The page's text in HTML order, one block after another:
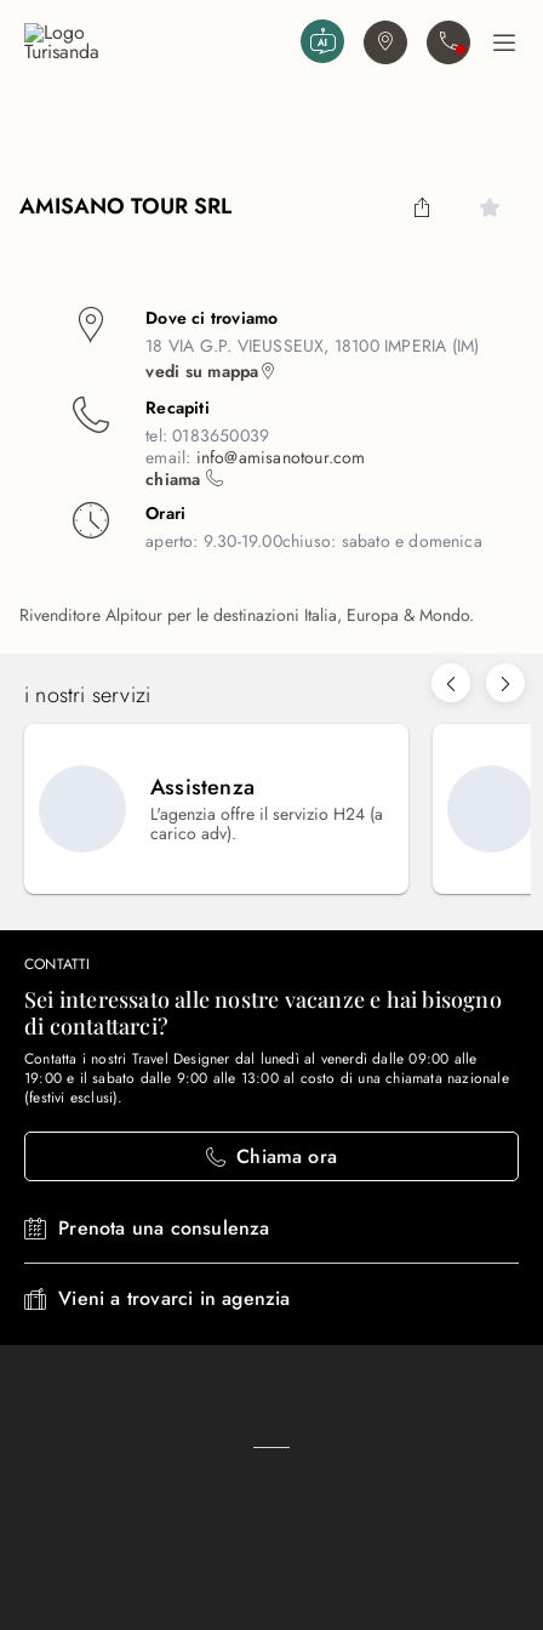
Trova agenziaContattaciApri
AMISANO TOUR SRL
Dove ci troviamo
18 VIA G.P. VIEUSSEUX, 18100 IMPERIA (IM)
vedi su mappa
Recapiti
tel:0183650039
email: info@amisanotour.com
chiama
Orari
aperto: 9.30-19.00chiuso: sabato e domenica
Rivenditore Alpitour per le destinazioni Italia, Europa & Mondo.
i nostri servizi
Assistenza
L'agenzia offre il servizio H24 (a
carico adv).
CONTATTI
Sei interessato alle nostre vacanze e hai bisogno
di contattarci?
Contatta i nostri Travel Designer dal lunedì al venerdì dalle 09:00 alle
19:00 e il sabato dalle 9:00 alle 13:00 al costo di una chiamata nazionale
(festivi esclusi).
Chiama ora
Prenota una consulenza
Vieni a trovarci in agenzia